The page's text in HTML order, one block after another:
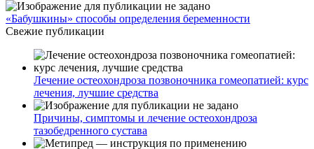
«Бабушкины» способы определения беременности
Свежие публикации
Лечение остеохондроза позвоночника гомеопатией: курс
лечения, лучшие средства
Причины, симптомы и лечение остеохондроза
тазобедренного сустава